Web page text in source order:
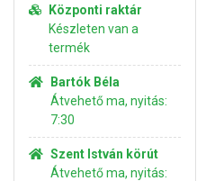
Központi raktár
Készleten van a
termék
Bartók Béla
Átvehető ma, nyitás:
7:30
Szent István körút
Átvehető ma, nyitás: